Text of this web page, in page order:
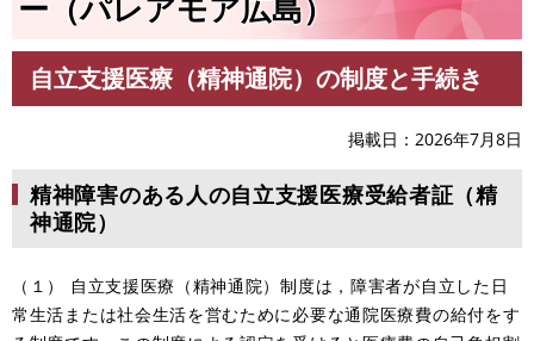
す
文
自立支援医療（精神通院）の制度と手続き
掲載日 2026年7月8日
精神障害のある人の自立支援医療受給者証（精
神通院）
（１） 自立支援医療（精神通院）制度は，障害者が自立した日
常生活または社会生活を営むために必要な通院医療費の給付をす